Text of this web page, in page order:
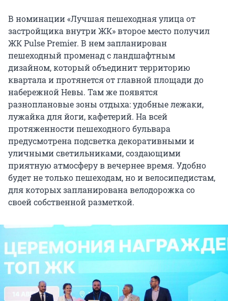
В номинации «Лучшая пешеходная улица от
застройщика внутри ЖК» второе место получил
ЖК Pulse Premier. В нем запланирован
пешеходный променад с ландшафтным
дизайном, который объединит территорию
квартала и протянется от главной площади до
набережной Невы. Там же появятся
разноплановые зоны отдыха: удобные лежаки,
лужайка для йоги, кафетерий. На всей
протяженности пешеходного бульвара
предусмотрена подсветка декоративными и
уличными светильниками, создающими
приятную атмосферу в вечернее время. Удобно
будет не только пешеходам, но и велосипедистам,
для которых запланирована велодорожка со
своей собственной разметкой.